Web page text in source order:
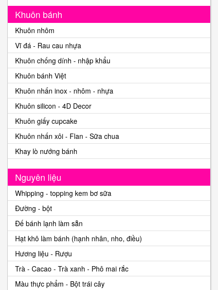
Khuôn bánh
Khuôn nhôm
Vĩ đá - Rau cau nhựa
Khuôn chống dính - nhập khẩu
Khuôn bánh Việt
Khuôn nhấn inox - nhôm - nhựa
Khuôn silicon - 4D Decor
Khuôn giấy cupcake
Khuôn nhấn xôi - Flan - Sữa chua
Khay lò nướng bánh
Nguyên liệu
Whipping - topping kem bơ sữa
Đường - bột
Đế bánh lạnh làm sẵn
Hạt khô làm bánh (hạnh nhân, nho, điều)
Hương liệu - Rượu
Trà - Cacao - Trà xanh - Phô mai rắc
Màu thực phẩm - Bột trái cây